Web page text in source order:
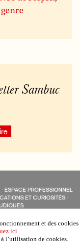
genre
Sambuc
· ESPACE PROFESSIONNEL
ET CURIOSITÉS ·
L’EAU-FORTE
»
et des cookies
ici.
l’utilisation de cookies.